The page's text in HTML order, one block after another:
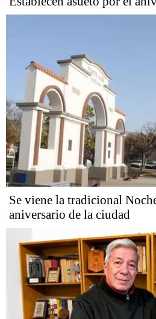
Se viene la tradicional
aniversario de la ciudad